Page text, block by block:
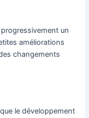
un
améliorations
changements
le développement